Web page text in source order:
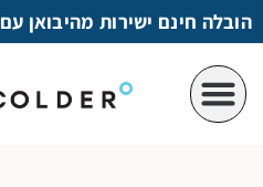
לתוכן
הובלה חינם ישירות מהיבואן